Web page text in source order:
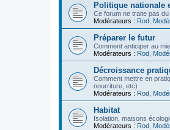
Politique nationale
Ce forum ne traite pas
Modérateurs : Rod
Préparer le futur
Comment anticiper au
Modérateurs : Rod
Décroissance
Comment mettre en
nourriture, etc)
Modérateurs : Rod
Habitat
Isolation, maisons
Modérateurs : Rod